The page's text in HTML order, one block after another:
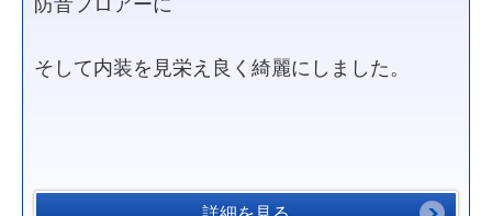
そして内装を見栄え良く綺麗にしました。